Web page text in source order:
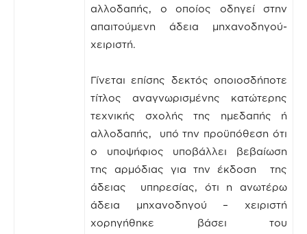
αλλοδαπής, ο οποίος οδηγεί στην
απαιτούμενη άδεια μηχανοδηγού-
χειριστή.
Γίνεται επίσης δεκτός οποιοσδήποτε
τίτλος αναγνωρισμένης κατώτερης
τεχνικής σχολής της ημεδαπής ή
αλλοδαπής, υπό την προϋπόθεση ότι
ο υποψήφιος υποβάλλει βεβαίωση
της αρμόδιας για την έκδοση της
άδειας υπηρεσίας, ότι η ανωτέρω
άδεια μηχανοδηγού – χειριστή
χορηγήθηκε βάσει του